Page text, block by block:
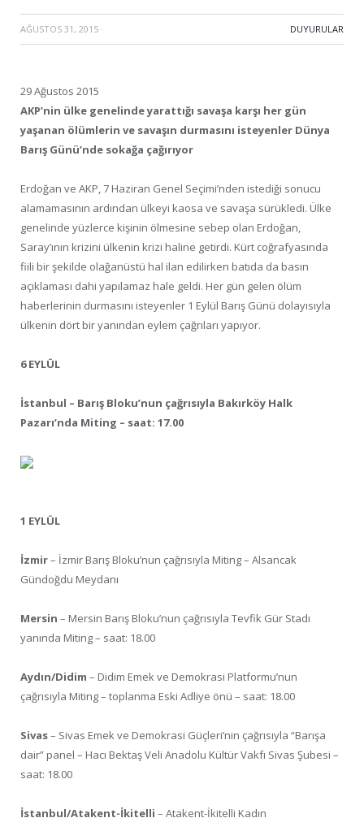
AĞUSTOS 31, 2015 · DUYURULAR
29 Ağustos 2015
AKP’nin ülke genelinde yarattığı savaşa karşı her gün
yaşanan ölümlerin ve savaşın durmasını isteyenler Dünya
Barış Günü’nde sokağa çağırıyor
Erdoğan ve AKP, 7 Haziran Genel Seçimi’nden istediği sonucu
alamamasının ardından ülkeyi kaosa ve savaşa sürükledi. Ülke
genelinde yüzlerce kişinin ölmesine sebep olan Erdoğan,
Saray’ının krizini ülkenin krizi haline getirdi. Kürt coğrafyasında
fiili bir şekilde olağanüstü hal ilan edilirken batıda da basın
açıklaması dahi yapılamaz hale geldi. Her gün gelen ölüm
haberlerinin durmasını isteyenler 1 Eylül Barış Günü dolayısıyla
ülkenin dört bir yanından eylem çağrıları yapıyor.
6 EYLÜL
İstanbul – Barış Bloku’nun çağrısıyla Bakırköy Halk
Pazarı’nda Miting – saat: 17.00
1 EYLÜL
İzmir– İzmir Barış Bloku’nun çağrısıyla Miting – Alsancak
Gündoğdu Meydanı
Mersin – Mersin Barış Bloku’nun çağrısıyla Tevfik Gür Stadı
yanında Miting – saat: 18.00
Aydın/Didim – Didim Emek ve Demokrasi Platformu’nun
çağrısıyla Miting – toplanma Eski Adliye önü – saat: 18.00
Sivas– Sivas Emek ve Demokrasi Güçleri’nin çağrısıyla “Barışa
dair” panel – Hacı Bektaş Veli Anadolu Kültür Vakfı Sivas Şubesi –
saat: 18.00
İstanbul/Atakent-İkitelli – Atakent-İkitelli Kadın